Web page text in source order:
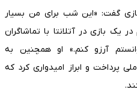
در پایان بازی گفت: «این شب برای من بسیار
یک بازی در آتلانتا با تماشاگران
آرزو کنم.» او همچنین به
پرداخت و ابراز امیدواری کرد که